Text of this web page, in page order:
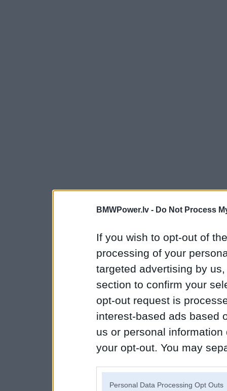
BMWPower.lv - Do Not Process
If you wish to opt-out of
processing of your
targeted advertising by
section to confirm your
opt-out request is
interest-based ads based
us or personal
your opt-out. You may
Personal Data Processing Opt Outs